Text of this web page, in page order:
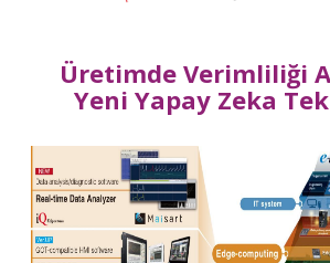
Üretimde Verimliliği
Yeni Yapay Zeka